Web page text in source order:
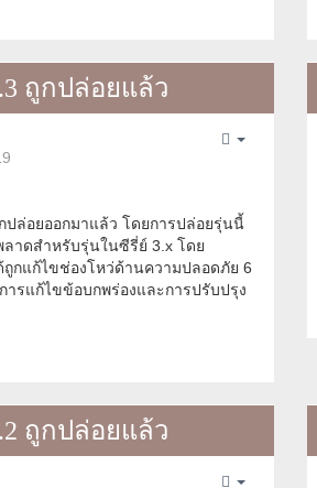
ถูกปล่อยแล้ว
ปล่อยออกมาแล้ว โดยการปล่อยรุ่นนี้
าดสำหรับรุ่นในซีรี่ย์ 3.x โดย
ถูกแก้ไขช่องโหว่ด้านความปลอดภัย 6
ารแก้ไขข้อบกพร่องและการปรับปรุง
ถูกปล่อยแล้ว